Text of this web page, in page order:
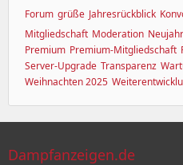
Forum grüße Jahresrückblick
Mitgliedschaft Moderation Neujahr
Premium Premium-Mitgliedschaft
Server-Upgrade Transparenz
Weihnachten 2025
Dampfanzeigen.de